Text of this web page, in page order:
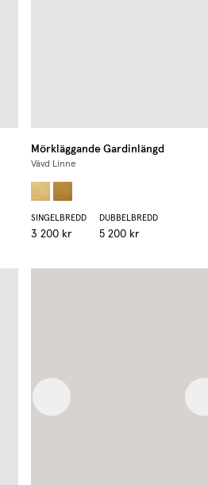
Mörkläggande Gardinlängd
Vävd Linne
SINGELBREDD
3 200 kr
DUBBELBREDD
5 200 kr
Previous image